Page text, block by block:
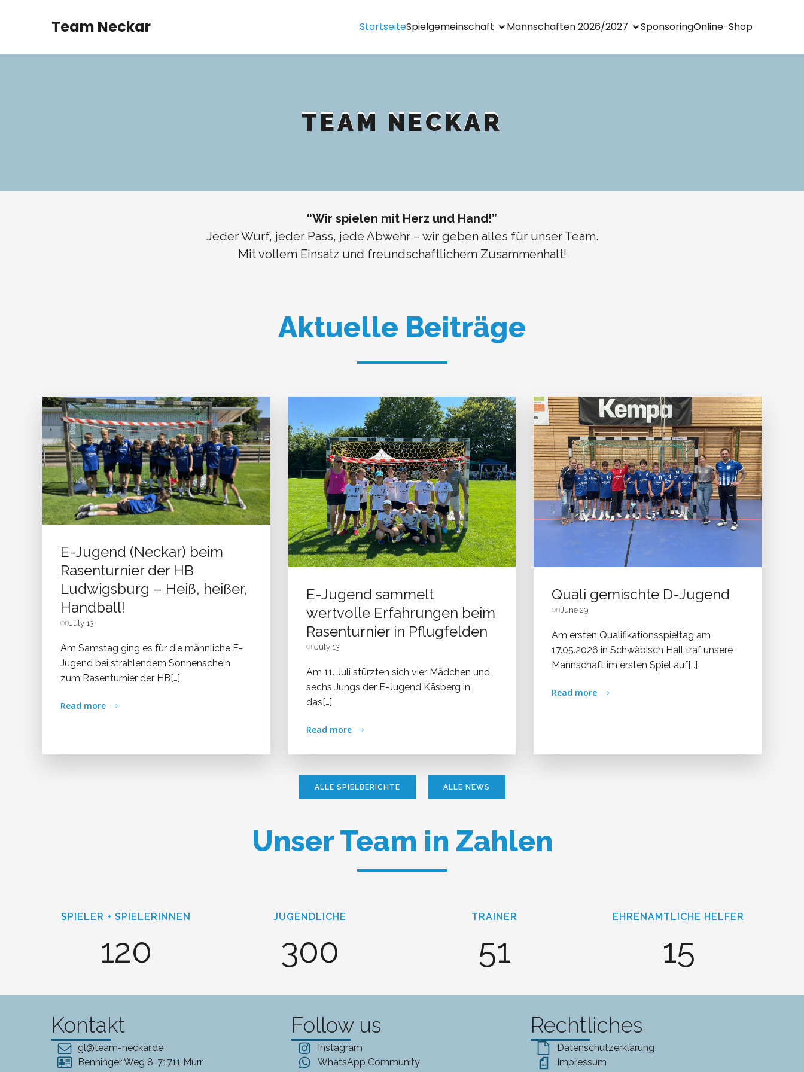
Team Neckar StartseiteSpielgemeinschaft Mannschaften 2026/2027 SponsoringOnline-Shop
TEAM NECKAR
“Wir spielen mit Herz und Hand!”
Jeder Wurf, jeder Pass, jede Abwehr – wir geben alles für unser Team.
Mit vollem Einsatz und freundschaftlichem Zusammenhalt!
Aktuelle Beiträge
E-Jugend (Neckar) beim
Rasenturnier der HB
Ludwigsburg – Heiß, heißer,
Handball!
on July 13
Am Samstag ging es für die männliche E-
Jugend bei strahlendem Sonnenschein
zum Rasenturnier der HB[…]
Read more
E-Jugend sammelt
wertvolle Erfahrungen beim
Rasenturnier in Pflugfelden
on July 13
Am 11. Juli stürzten sich vier Mädchen und
sechs Jungs der E-Jugend Käsberg in
das[…]
Read more
Quali gemischte D-Jugend
on June 29
Am ersten Qualifikationsspieltag am
17.05.2026 in Schwäbisch Hall traf unsere
Mannschaft im ersten Spiel auf[…]
Read more
ALLE SPIELBERICHTE ALLE NEWS
Unser Team in Zahlen
SPIELER + SPIELERINNEN
120
JUGENDLICHE
300
TRAINER
51
EHRENAMTLICHE HELFER
15
Kontakt
gl@team-neckar.de
Benninger Weg 8, 71711 Murr
Follow us
Instagram
WhatsApp Community
Rechtliches
Datenschutzerklärung
Impressum